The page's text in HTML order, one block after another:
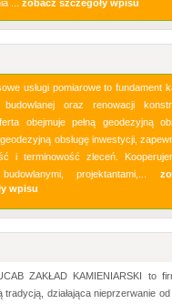
... zobacz szczegóły wpisu
usługi pomiarowe to fundament
budowlanej oraz renowacji
obejmuje pełną geodezyjną
obsługę inwestycji,
i terminowość zleceń.
projektantami,...
wpisu
ZAKŁAD KAMIENIARSKI to
tradycją, działająca nieprzerwanie